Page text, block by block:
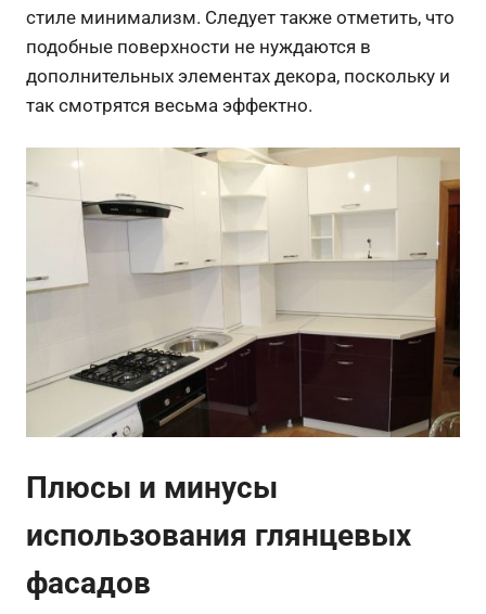
стиле минимализм. Следует также отметить, что
подобные поверхности не нуждаются в
дополнительных элементах декора, поскольку и
так смотрятся весьма эффектно.
Плюсы и минусы
использования глянцевых
фасадов